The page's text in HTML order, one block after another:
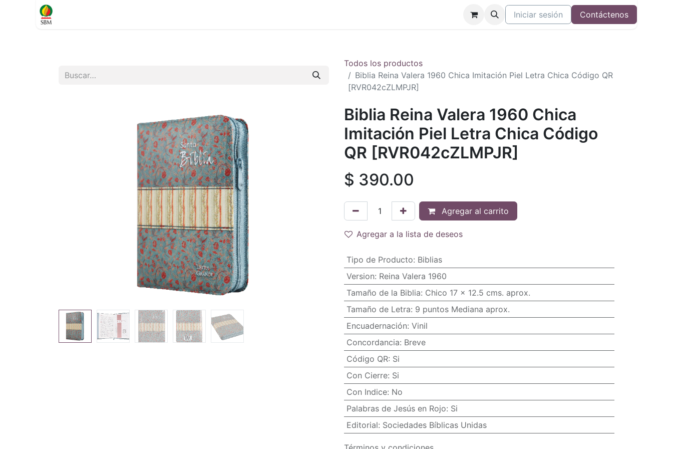
Iniciar sesión Contáctenos
Todos los productos
Biblia Reina Valera 1960 Chica Imitación Piel Letra Chica Código QR
[RVR042cZLMPJR]
Biblia Reina Valera 1960 Chica
Imitación Piel Letra Chica Código
QR [RVR042cZLMPJR]
$ 390.00
Agregar al carrito
Agregar a la lista de deseos
Tipo de Producto: Biblias
Version: Reina Valera 1960
Tamaño de la Biblia: Chico 17 x 12.5 cms. aprox.
Tamaño de Letra: 9 puntos Mediana aprox.
Encuadernación: Vinil
Concordancia: Breve
Código QR: Si
Con Cierre: Si
Con Indice: No
Palabras de Jesús en Rojo: Si
Editorial: Sociedades Bíblicas Unidas